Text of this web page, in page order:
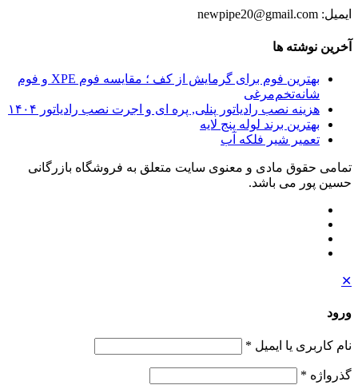
ایمیل: newpipe20@gmail.com
آخرین نوشته ها
بهترین فوم برای گرمایش از کف ؛ مقایسه فوم XPE و فوم
شانه‌تخم‌مرغی
هزینه نصب رادیاتور پنلی, پره ای و اجرت نصب رادیاتور ۱۴۰۴
بهترین برند لوله پنج لایه
تعمیر شیر فلکه آب
تمامی حقوق مادی و معنوی سایت متعلق به فروشگاه بازرگانی
حسین پور می باشد.
✕
ورود
نام کاربری یا ایمیل *
گذرواژه *